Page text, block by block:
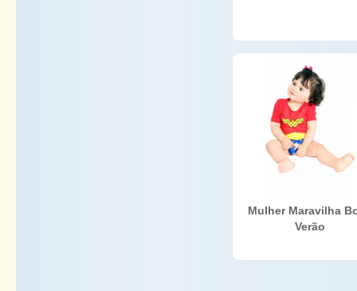
Mulher Maravilha
Verão